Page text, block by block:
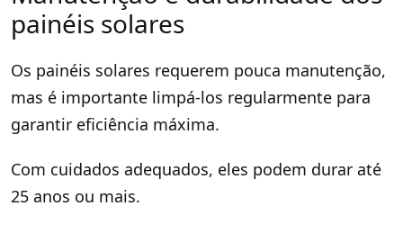
painéis solares
Os painéis solares requerem pouca manutenção,
mas é importante limpá-los regularmente para
garantir eficiência máxima.
Com cuidados adequados, eles podem durar até
25 anos ou mais.